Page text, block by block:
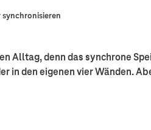
synchronisieren
Alltag, denn das synchrone
in den eigenen vier Wänden.